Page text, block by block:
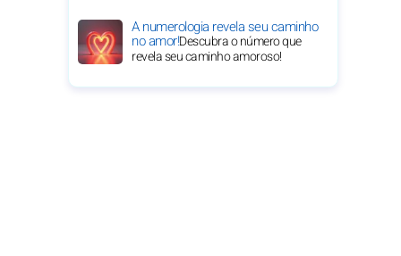
A numerologia revela seu caminho
no amor!Descubra o número que
revela seu caminho amoroso!